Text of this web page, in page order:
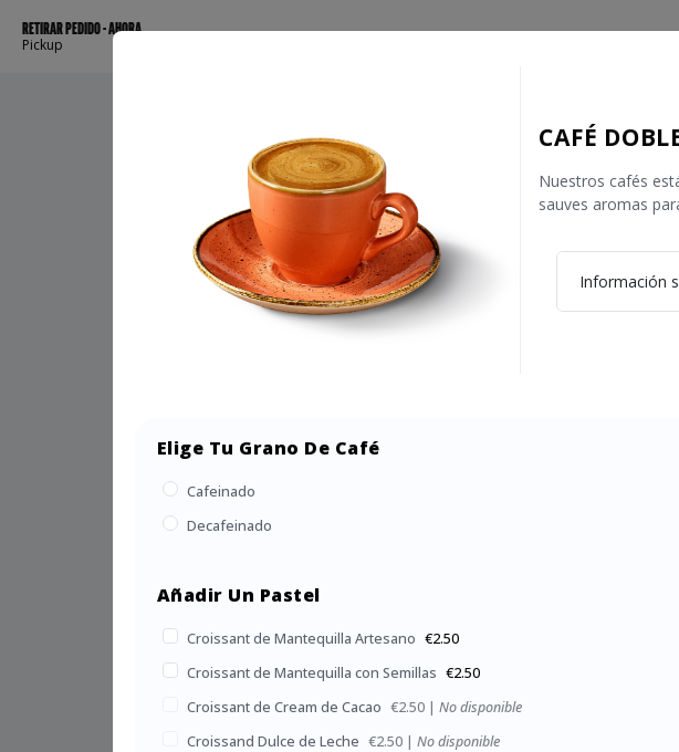
RETIRAR PEDIDO - AHORA
Pickup
CAFÉ
Nuestros cafés
sauves aromas
Información
Elige Tu Grano De Café
Cafeinado
Decafeinado
Añadir Un Pastel
Croissant de Mantequilla Artesano €2.50
Croissant de Mantequilla con Semillas €2.50
Croissant de Cream de Cacao €2.50 | No disponible
Croissand Dulce de Leche €2.50 | No disponible